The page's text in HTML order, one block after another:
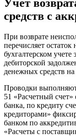
Учет
средств с
При возврате
перечисляет
бухгалтерском
дебиторской
денежных средств на
Проводки
51 «Расчетный счет»
банка, по кредиту
кредиторами»
банком по
«Расчеты с